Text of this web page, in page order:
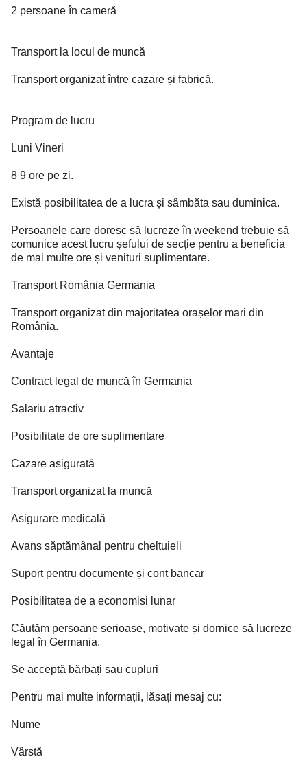
2 persoane în cameră
Transport la locul de muncă
Transport organizat între cazare și fabrică.
Program de lucru
Luni Vineri
8 9 ore pe zi.
Există posibilitatea de a lucra și sâmbăta sau duminica.
Persoanele care doresc să lucreze în weekend trebuie să
comunice acest lucru șefului de secție pentru a beneficia
de mai multe ore și venituri suplimentare.
Transport România Germania
Transport organizat din majoritatea orașelor mari din
România.
Avantaje
Contract legal de muncă în Germania
Salariu atractiv
Posibilitate de ore suplimentare
Cazare asigurată
Transport organizat la muncă
Asigurare medicală
Avans săptămânal pentru cheltuieli
Suport pentru documente și cont bancar
Posibilitatea de a economisi lunar
Căutăm persoane serioase, motivate și dornice să lucreze
legal în Germania.
Se acceptă bărbați sau cupluri
Pentru mai multe informații, lăsați mesaj cu:
Nume
Vârstă